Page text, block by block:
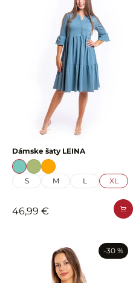
Dámske šaty LEINA
S M L XL
46,99 €
-30 %